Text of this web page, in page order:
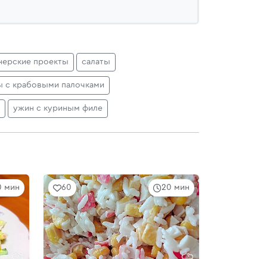
проекты салаты
с крабовыми палочками
ужин с куриным филе
мин 20 мин
60